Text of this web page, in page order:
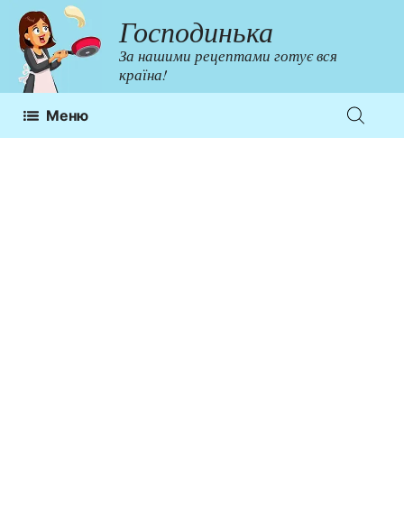
Перейти
до
контенту
Господинька
За нашими рецептами готує вся
країна!
Меню